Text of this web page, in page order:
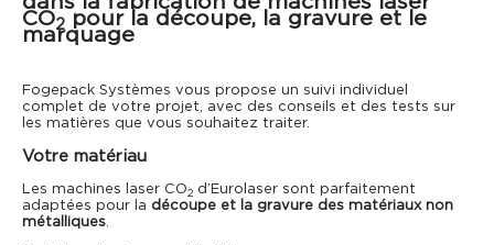
CO2 pour la découpe, la gravure et le
marquage
Fogepack Systèmes vous propose un suivi individuel
complet de votre projet, avec des conseils et des tests sur
les matières que vous souhaitez traiter.
Votre matériau
Les machines laser CO2 d’Eurolaser sont parfaitement
adaptées pour la découpe et la gravure des matériaux non
métalliques.